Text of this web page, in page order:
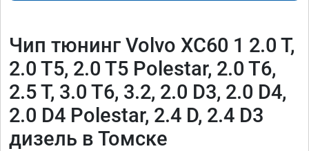
Чип тюнинг Volvo XC60 1 2.0 T,
2.0 T5, 2.0 T5 Polestar, 2.0 T6,
2.5 T, 3.0 T6, 3.2, 2.0 D3, 2.0 D4,
2.0 D4 Polestar, 2.4 D, 2.4 D3
дизель в Томске